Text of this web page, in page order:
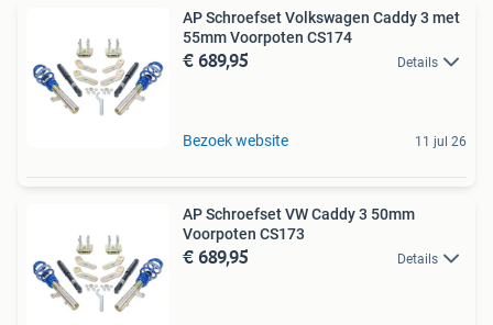
AP Schroefset Volkswagen Caddy 3 met
55mm Voorpoten CS174
€ 689,95 Details
Bezoek website 11 jul 26
AP Schroefset VW Caddy 3 50mm
Voorpoten CS173
€ 689,95 Details